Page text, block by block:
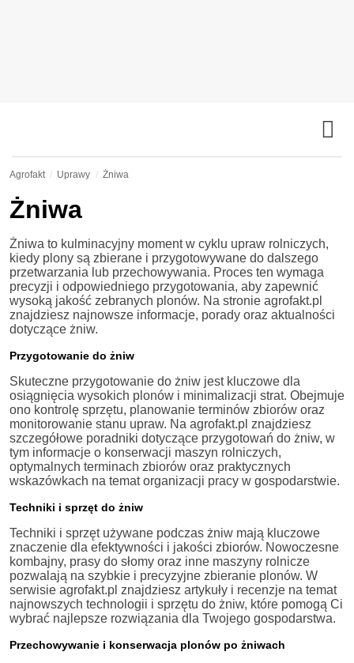
Agrofakt Uprawy Żniwa
Żniwa
Żniwa to kulminacyjny moment w cyklu upraw rolniczych,
kiedy plony są zbierane i przygotowywane do dalszego
przetwarzania lub przechowywania. Proces ten wymaga
precyzji i odpowiedniego przygotowania, aby zapewnić
wysoką jakość zebranych plonów. Na stronie agrofakt.pl
znajdziesz najnowsze informacje, porady oraz aktualności
dotyczące żniw.
Przygotowanie do żniw
Skuteczne przygotowanie do żniw jest kluczowe dla
osiągnięcia wysokich plonów i minimalizacji strat. Obejmuje
ono kontrolę sprzętu, planowanie terminów zbiorów oraz
monitorowanie stanu upraw. Na agrofakt.pl znajdziesz
szczegółowe poradniki dotyczące przygotowań do żniw, w
tym informacje o konserwacji maszyn rolniczych,
optymalnych terminach zbiorów oraz praktycznych
wskazówkach na temat organizacji pracy w gospodarstwie.
Techniki i sprzęt do żniw
Techniki i sprzęt używane podczas żniw mają kluczowe
znaczenie dla efektywności i jakości zbiorów. Nowoczesne
kombajny, prasy do słomy oraz inne maszyny rolnicze
pozwalają na szybkie i precyzyjne zbieranie plonów. W
serwisie agrofakt.pl znajdziesz artykuły i recenzje na temat
najnowszych technologii i sprzętu do żniw, które pomogą Ci
wybrać najlepsze rozwiązania dla Twojego gospodarstwa.
Przechowywanie i konserwacja plonów po żniwach